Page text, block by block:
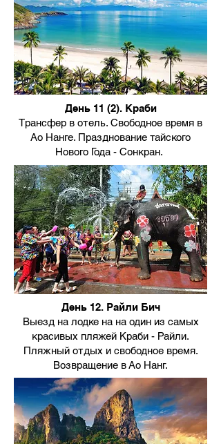
День 11 (2). Краби
Трансфер в отель. Свободное время в
Ао Нанге. Празднование тайского
Нового Года - Сонкран.
День 12. Райли Бич
Выезд на лодке на на один из самых
красивых пляжей Краби - Райли.
Пляжный отдых и свободное время.
Возвращение в Ао Нанг.